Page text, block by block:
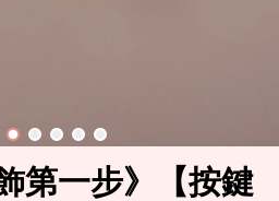
第一步》【按鍵